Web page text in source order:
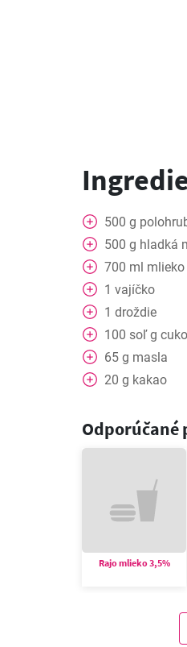
500 g
500 g hladká
700 ml mlieko
1 vajíčko
1 droždie
100 soľ g
65 g masla
20 g kakao
Odporúčané
Rajo mlieko 3,5%